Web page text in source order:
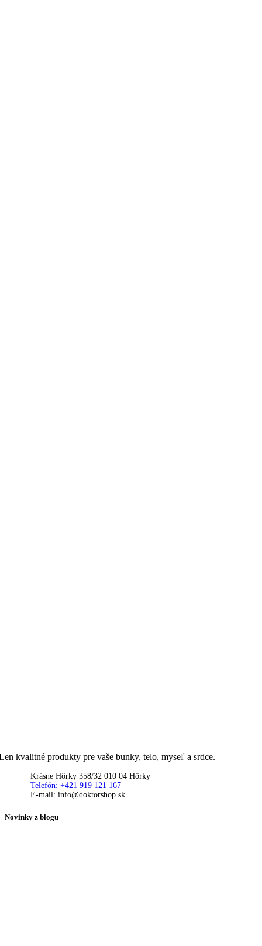
kvalitné produkty pre vaše bunky, telo, myseľ a srdce.
Krásne Hôrky 358/32 010 04 Hôrky
Telefón: +421 919 121 167
E-mail: info@doktorshop.sk
Novinky z blogu